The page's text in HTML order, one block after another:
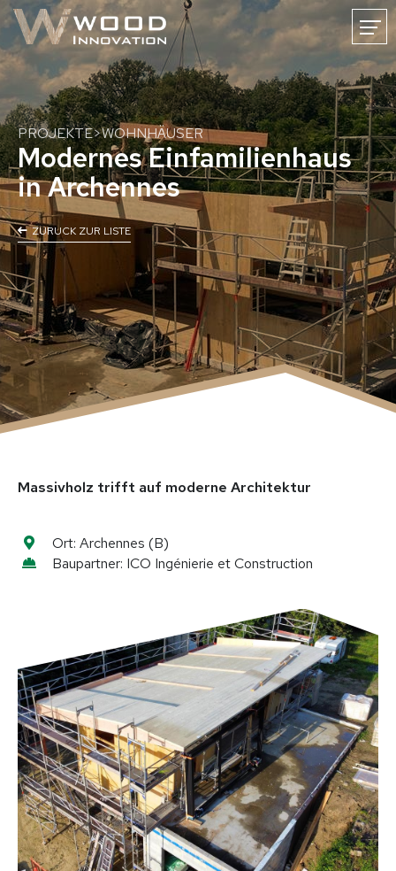
HOME NEWS
WOODINNOVATION
KARRIERE
KONTAKT
FR DE NL
Holzmassivbau
Bauen mit Massivholz
CLT-Holzmassivbau
CLT-Oberflächen
CNC-Holzabbund
Baulösungen
Holzhäuser
Holz-Gewerbebauten
Holzmodulbau
Für Bauherren
Für Unternehmen & Handwerk
Projekte
Wohnhäuser
Gewerbe & Industrie
Öffentliche Bauten
PROJEKTE>WOHNHÄUSER
Modernes Einfamilienhaus
in Archennes
ZURUCK ZUR LISTE
Massivholz trifft auf moderne Architektur
Ort: Archennes (B)
Baupartner: ICO Ingénierie et Construction